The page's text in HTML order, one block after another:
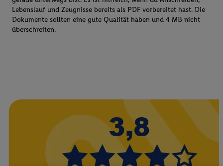
Lebenslauf und Zeugnisse bereits als PDF vorbereitet hast. Die
Dokumente sollten eine gute Qualität haben und 4 MB nicht
überschreiten.